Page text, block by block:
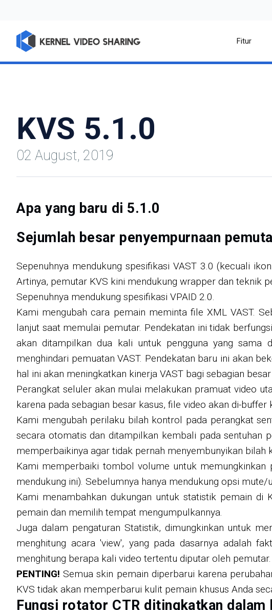
Fitur
KVS 5.1.0
02 August, 2019
Apa yang baru di 5.1.0
Sejumlah besar penyempurnaan
Sepenuhnya mendukung spesifikasi VAST 3.0 (kecuali
Artinya, pemutar KVS kini mendukung wrapper dan teknik
Sepenuhnya mendukung spesifikasi VPAID 2.0.
Kami mengubah cara pemain meminta file XML VAST.
lanjut saat memulai pemutar. Pendekatan ini tidak
akan ditampilkan dua kali untuk pengguna yang sama
menghindari pemuatan VAST. Pendekatan baru ini akan
hal ini akan meningkatkan kinerja VAST bagi sebagian
Perangkat seluler akan mulai melakukan pramuat video
karena pada sebagian besar kasus, file video akan di-
Kami mengubah perilaku bilah kontrol pada perangkat
secara otomatis dan ditampilkan kembali pada sentuhan
memperbaikinya agar tidak pernah menyembunyikan
Kami memperbaiki tombol volume untuk
mendukung ini). Sebelumnya hanya mendukung opsi mute/
Kami menambahkan dukungan untuk statistik pemain
pemain dan memilih tempat mengumpulkannya.
Juga dalam pengaturan Statistik, dimungkinkan untuk
menghitung acara 'view', yang pada dasarnya adalah
menghitung berapa kali video tertentu diputar oleh pemutar.
PENTING! Semua skin pemain diperbarui karena
KVS tidak akan memperbarui kulit pemain khusus Anda
Fungsi rotator CTR ditingkatkan dalam